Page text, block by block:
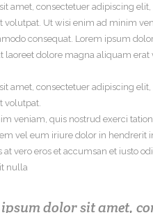
amet, consectetuer adipiscing
volutpat. Ut wisi enim ad minim
consequat. Lorem ipsum
laoreet dolore magna aliquam
amet, consectetuer adipiscing
volutpat.
veniam, quis nostrud exerci
vel eum iriure dolor in hendrerit
at vero eros et accumsan et iusto
nulla
dolor sit amet,